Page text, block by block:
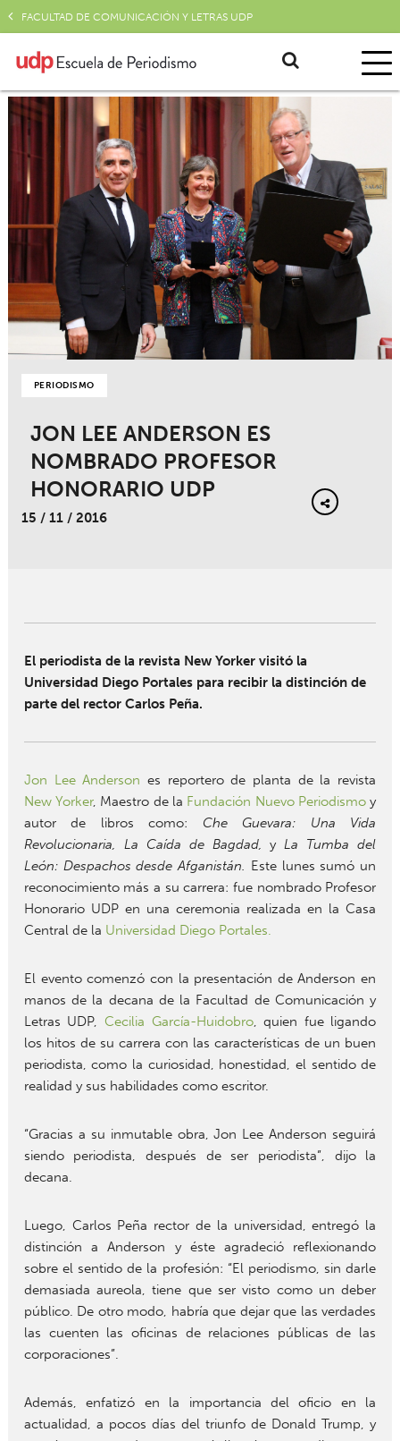
FACULTAD DE COMUNICACIÓN Y LETRAS UDP
PERIODISMO
JON LEE ANDERSON ES
NOMBRADO PROFESOR
HONORARIO UDP
15 / 11 / 2016
El periodista de la revista New Yorker visitó la
Universidad Diego Portales para recibir la distinción de
parte del rector Carlos Peña.
Jon Lee Anderson es reportero de planta de la revista
New Yorker, Maestro de la Fundación Nuevo Periodismoy
autor de libros como: Che Guevara: Una Vida
Revolucionaria,
La Caída de Bagdad, yLa Tumba del
León: Despachos desde Afganistán. Este lunes sumó un
reconocimiento más a su carrera: fue nombrado Profesor
Honorario UDP en una ceremonia realizada en la Casa
Central de la Universidad Diego Portales.
El evento comenzó con la presentación de Anderson en
manos de la decana de la Facultad de Comunicación y
Letras UDP, Cecilia García-Huidobro, quien fue ligando
los hitos de su carrera con las características de un buen
periodista, como la curiosidad, honestidad, el sentido de
realidad y sus habilidades como escritor.
“Gracias a su inmutable obra, Jon Lee Anderson seguirá
siendo periodista, después de ser periodista”, dijo la
decana.
Luego, Carlos Peña rector de la universidad, entregó la
distinción a Anderson y éste agradeció reflexionando
sobre el sentido de la profesión: “El periodismo, sin darle
demasiada aureola, tiene que ser visto como un deber
público. De otro modo, habría que dejar que las verdades
las cuenten las oficinas de relaciones públicas de las
corporaciones”.
Además, enfatizó en la importancia del oficio en la
actualidad, a pocos días del triunfo de Donald Trump, y